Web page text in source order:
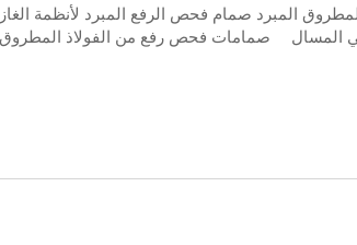
المبرد صمام فحص الرفع المبرد لأنظمة الغاز
المسال
صمامات فحص رفع من الفولاذ المطروق